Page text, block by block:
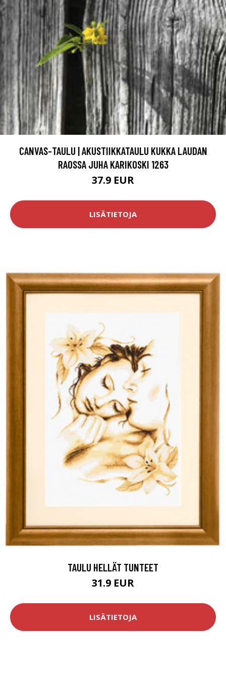
CANVAS-TAULU | AKUSTIIKKATAULU KUKKA LAUDAN
RAOSSA JUHA KARIKOSKI 1263
37.9 EUR
LISÄTIETOJA
TAULU HELLÄT TUNTEET
31.9 EUR
LISÄTIETOJA